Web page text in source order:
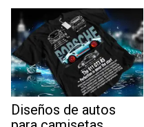
Diseños de autos